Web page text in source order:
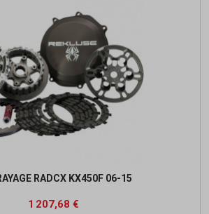
RADCX KX450F 06-15
Prix
1 207,68 €